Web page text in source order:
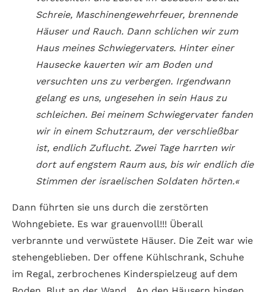
Schreie, Maschinengewehrfeuer, brennende
Häuser und Rauch. Dann schlichen wir zum
Haus meines Schwiegervaters. Hinter einer
Hausecke kauerten wir am Boden und
versuchten uns zu verbergen. Irgendwann
gelang es uns, ungesehen in sein Haus zu
schleichen. Bei meinem Schwiegervater fanden
wir in einem Schutzraum, der verschließbar
ist, endlich Zuflucht. Zwei Tage harrten wir
dort auf engstem Raum aus, bis wir endlich die
Stimmen der israelischen Soldaten hörten.«
Dann führten sie uns durch die zerstörten
Wohngebiete. Es war grauenvoll!!! Überall
verbrannte und verwüstete Häuser. Die Zeit war wie
stehengeblieben. Der offene Kühlschrank, Schuhe
im Regal, zerbrochenes Kinderspielzeug auf dem